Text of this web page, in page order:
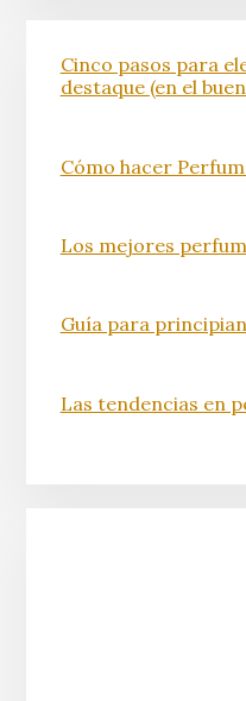
Cinco pasos para
destaque (en el
Cómo hacer
Los mejores
Guía para
Las tendencias en